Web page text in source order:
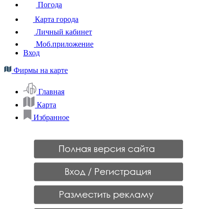
Погода
Карта города
Личный кабинет
Моб.приложение
Вход
Фирмы на карте
Главная
Карта
Избранное